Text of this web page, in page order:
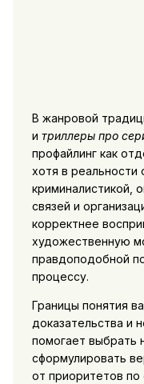
В жанровой
и триллеры про
профайлинг как
хотя в реальности
криминалистикой,
связей и
корректнее
художественную
правдоподобной
процессу.
Границы понятия
доказательства и
помогает выбрать
сформулировать
от приоритетов